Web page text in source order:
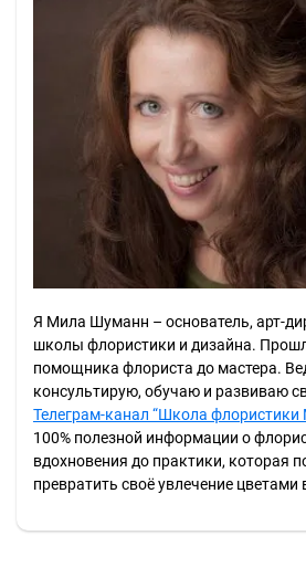
Я Мила Шуманн – основатель, арт-
школы флористики и дизайна.
помощника флориста до мастера.
консультирую, обучаю и развиваю
Телеграм-канал “Школа
100% полезной информации о
вдохновения до практики, которая
превратить своё увлечение цветами